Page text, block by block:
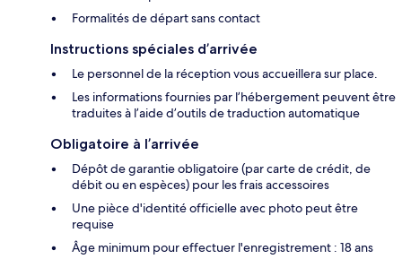
Formalités de départ sans contact
Instructions spéciales d’arrivée
Le personnel de la réception vous accueillera sur place.
Les informations fournies par l’hébergement peuvent être
traduites à l’aide d’outils de traduction automatique
Obligatoire à l’arrivée
Dépôt de garantie obligatoire (par carte de crédit, de
débit ou en espèces) pour les frais accessoires
Une pièce d'identité officielle avec photo peut être
requise
Âge minimum pour effectuer l'enregistrement : 18 ans